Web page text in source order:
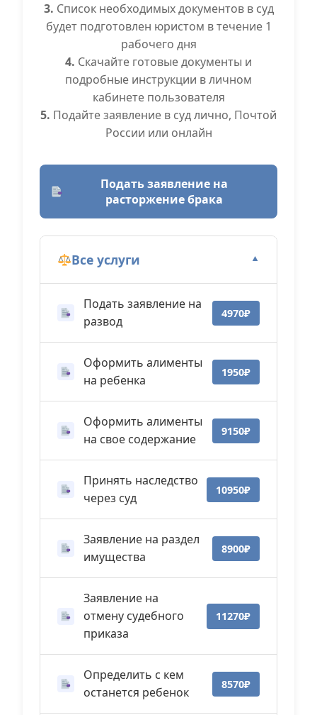
3. Список необходимых документов в суд
будет подготовлен юристом в течение 1
рабочего дня
4. Скачайте готовые документы и
подробные инструкции в личном
кабинете пользователя
5. Подайте заявление в суд лично, Почтой
России или онлайн
Подать заявление на
расторжение брака
Все услуги ▼
Подать заявление на
развод
4970₽
Оформить алименты
на ребенка
1950₽
Оформить алименты
на свое содержание
9150₽
Принять наследство
через суд
10950₽
Заявление на раздел
имущества
8900₽
Заявление на
отмену судебного
приказа
11270₽
Определить с кем
останется ребенок
8570₽